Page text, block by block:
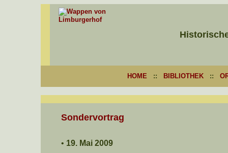
HOME:: BIBLIOTHEK::
Sondervortrag
• 19. Mai 2009